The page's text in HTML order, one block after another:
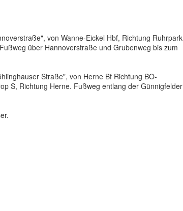
von Wanne-Eickel Hbf, Richtung Ruhrpark
über Hannoverstraße und Grubenweg bis zum
Straße", von Herne Bf Richtung BO-
S, Richtung Herne. Fußweg entlang der Günnigfelder